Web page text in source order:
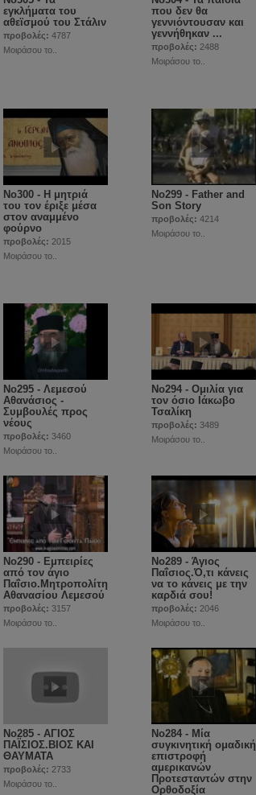
εγκλήματα του
αθεϊσμού του Στάλιν
προβολές: 4787
Μοιράσου το..
που δεν θα
γεννιόντουσαν και
γεννήθηκαν ...
προβολές: 2488
Μοιράσου το..
No300 - Η μητριά
του τον έριξε μέσα
στον αναμμένο
φούρνο
προβολές: 2015
Μοιράσου το..
No299 - Father and
Son Story
προβολές: 4214
Μοιράσου το..
No295 - Λεμεσού
Αθανάσιος -
Συμβουλές προς
νέους
προβολές: 3460
Μοιράσου το..
No294 - Ομιλία για
τον όσιο Ιάκωβο
Τσαλίκη
προβολές: 3489
Μοιράσου το..
No290 - Εμπειρίες
από τον άγιο
Παΐσιο.Μητροπολίτη
Αθανασίου Λεμεσού
προβολές: 3157
Μοιράσου το..
No289 - Άγιος
Παΐσιος.Ό,τι κάνεις
να το κάνεις με την
καρδιά σου!
προβολές: 2046
Μοιράσου το..
No285 - ΑΓΙΟΣ
ΠΑΪΣΙΟΣ.ΒΙΟΣ ΚΑΙ
ΘΑΥΜΑΤΑ
προβολές: 2733
Μοιράσου το..
Νο284 - Μία
συγκινητική ομαδική
επιστροφή
αμερικανών
Προτεσταντών στην
Ορθοδοξία